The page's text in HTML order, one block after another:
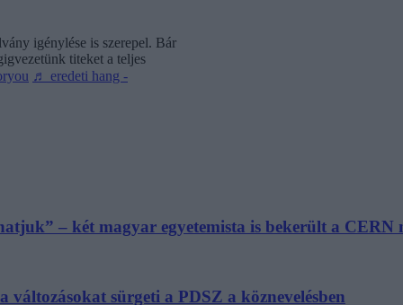
igénylése is szerepel. Bár
titeket a teljes
♬ eredeti hang -
– két magyar egyetemista is bekerült a
sürgeti a PDSZ a köznevelésben